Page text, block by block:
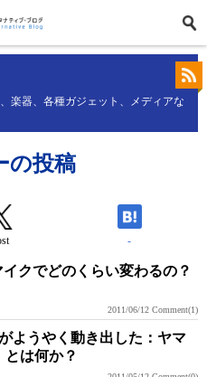
楽器、各種ガジェット、メディアな
の投稿
-
クでどのくらい変わるの？
2011/06/12 Comment(1)
ようやく動き出した：ヤマ
とは何か？